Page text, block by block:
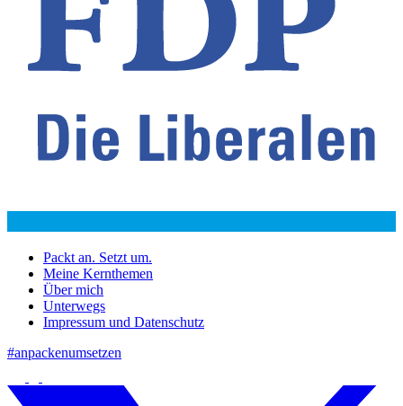
Packt an. Setzt um.
Meine Kernthemen
Über mich
Unterwegs
Impressum und Datenschutz
#anpackenumsetzen